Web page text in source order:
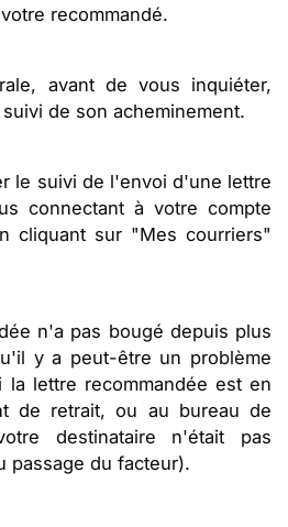
recommandé.
avant de vous inquiéter,
de son acheminement.
le suivi de l'envoi d'une lettre
connectant à votre compte
cliquant sur "Mes courriers"
n'a pas bougé depuis plus
y a peut-être un problème
lettre recommandée est en
de retrait, ou au bureau de
destinataire n'était pas
passage du facteur).